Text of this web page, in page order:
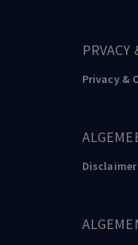
Privacy &
Disclaimer